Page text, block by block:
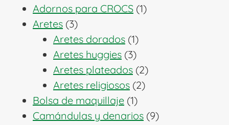
productos
Adornos para CROCS 11
Aretes 33
productos
Aretes dorados 11
producto
Aretes huggies 33
productos
Aretes plateados 22
productos
Aretes religiosos 22
Bolsa de maquillaje 11
producto
Camándulas y denarios 99